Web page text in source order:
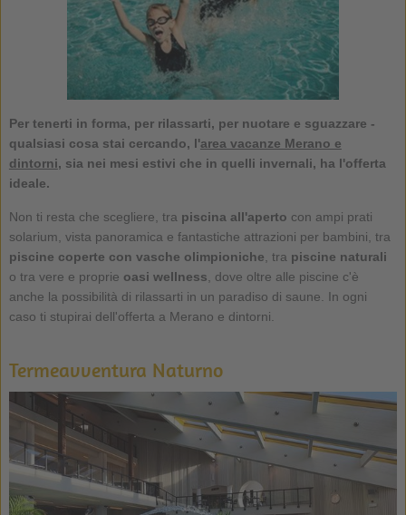
Per tenerti in forma, per rilassarti, per nuotare e sguazzare -
qualsiasi cosa stai cercando, l'area vacanze Merano e
dintorni, sia nei mesi estivi che in quelli invernali, ha l'offerta
ideale.
Non ti resta che scegliere, tra piscina all'aperto con ampi prati
solarium, vista panoramica e fantastiche attrazioni per bambini, tra
piscine coperte con vasche olimpioniche , tra piscine naturali
o tra vere e proprie oasi wellness , dove oltre alle piscine c'è
anche la possibilità di rilassarti in un paradiso di saune. In ogni
caso ti stupirai dell'offerta a Merano e dintorni.
Termeavventura Naturno